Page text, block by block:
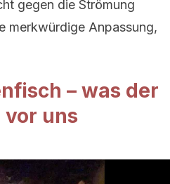
gegen die Strömung
merkwürdige Anpassung,
– was der
vor uns